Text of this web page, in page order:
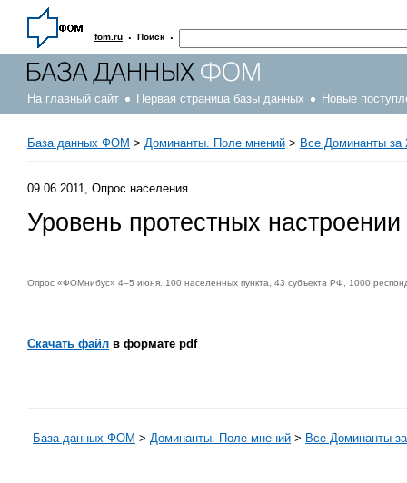
fom.ru · Поиск ·
На главный сайт Первая страница базы данных Новые
База данных ФОМ > Доминанты. Поле мнений > Все Доминанты за
09.06.2011, Опрос населения
Уровень протестных настроении
Опрос «ФОМнибус» 4–5 июня. 100 населенных пункта, 43 субъекта РФ, 1000
Скачать файл в формате pdf
База данных ФОМ > Доминанты. Поле мнений > Все Доминанты